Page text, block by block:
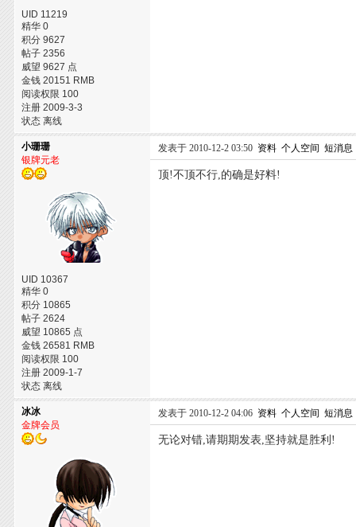
UID 11219
精华 0
积分 9627
帖子 2356
威望 9627 点
金钱 20151 RMB
阅读权限 100
注册 2009-3-3
状态 离线
小珊珊
银牌元老
UID 10367
精华 0
积分 10865
帖子 2624
威望 10865 点
金钱 26581 RMB
阅读权限 100
注册 2009-1-7
状态 离线
发表于 2010-12-2 03:50 资料 个人空间 短消息
顶!不顶不行,的确是好料!
冰冰
金牌会员
发表于 2010-12-2 04:06 资料 个人空间 短消息
无论对错,请期期发表,坚持就是胜利!